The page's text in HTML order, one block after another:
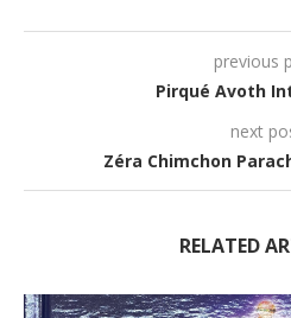
previous
Pirqué Avoth
next
Zéra Chimchon
RELATED